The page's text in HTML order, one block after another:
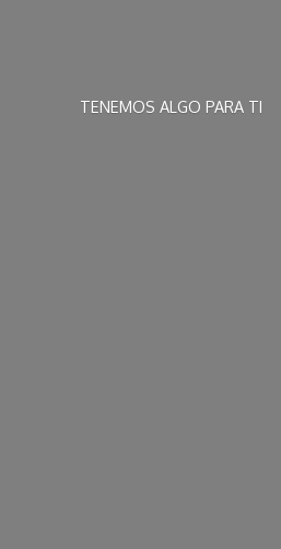
TENEMOS ALGO PARA TI